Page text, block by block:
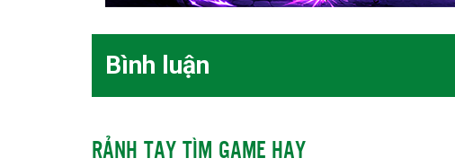
Bình luận
RẢNH TAY TÌM GAME HAY